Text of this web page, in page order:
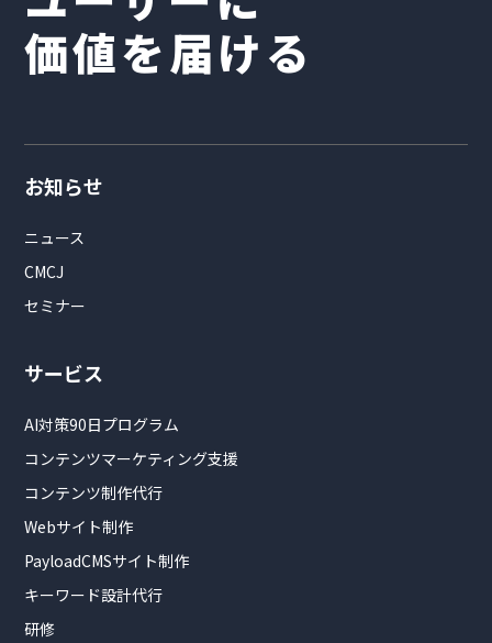
価値を届ける
お知らせ
ニュース
CMCJ
セミナー
サービス
AI対策90日プログラム
コンテンツマーケティング支援
コンテンツ制作代行
Webサイト制作
PayloadCMSサイト制作
キーワード設計代行
研修